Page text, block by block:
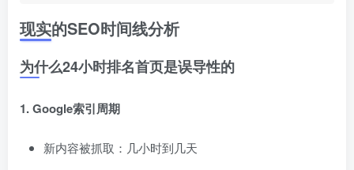
现实的SEO时间线分析
为什么24小时排名首页是误导性的
1. Google索引周期
新内容被抓取：几小时到几天